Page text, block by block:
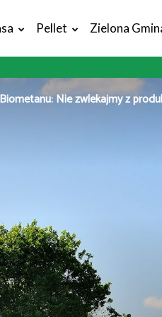
Pellet Zielona
Nie zwlekajmy z